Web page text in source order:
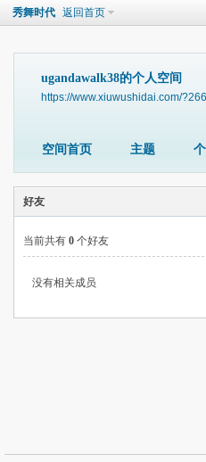
秀舞时代 返回首页
ugandawalk38的个人空间
https://www.xiuwushidai.com/
空间首页 主题
好友
当前共有 0 个好友
没有相关成员